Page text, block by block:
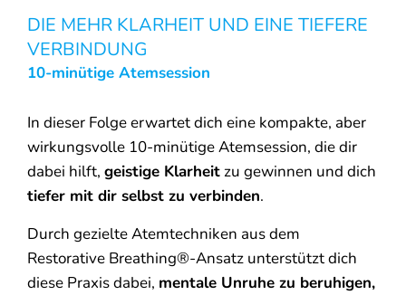
DIE MEHR KLARHEIT UND EINE TIEFERE
VERBINDUNG
10-minütige Atemsession
In dieser Folge erwartet dich eine kompakte, aber
wirkungsvolle 10-minütige Atemsession, die dir
dabei hilft, geistige Klarheit zu gewinnen und dich
tiefer mit dir selbst zu verbinden.
Durch gezielte Atemtechniken aus dem
Restorative Breathing®-Ansatz unterstützt dich
diese Praxis dabei, mentale Unruhe zu beruhigen,